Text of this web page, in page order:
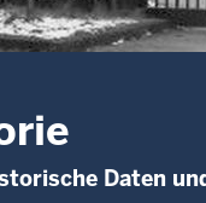
Daten